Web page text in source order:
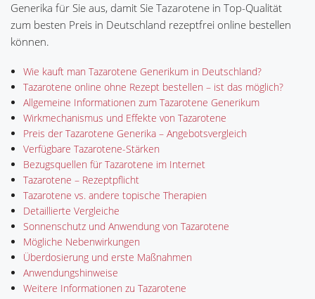
Generika für Sie aus, damit Sie Tazarotene in Top-Qualität
zum besten Preis in Deutschland rezeptfrei online bestellen
können.
Wie kauft man Tazarotene Generikum in Deutschland?
Tazarotene online ohne Rezept bestellen – ist das möglich?
Allgemeine Informationen zum Tazarotene Generikum
Wirkmechanismus und Effekte von Tazarotene
Preis der Tazarotene Generika – Angebotsvergleich
Verfügbare Tazarotene-Stärken
Bezugsquellen für Tazarotene im Internet
Tazarotene – Rezeptpflicht
Tazarotene vs. andere topische Therapien
Detaillierte Vergleiche
Sonnenschutz und Anwendung von Tazarotene
Mögliche Nebenwirkungen
Überdosierung und erste Maßnahmen
Anwendungshinweise
Weitere Informationen zu Tazarotene